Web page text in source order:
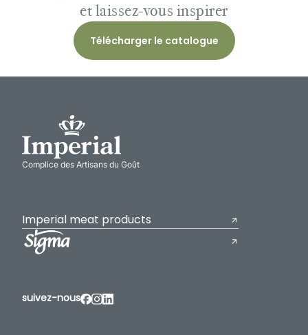
et laissez-vous inspirer
Télécharger le catalogue
Complice des Artisans du Goût
Imperial meat products
suivez-nous